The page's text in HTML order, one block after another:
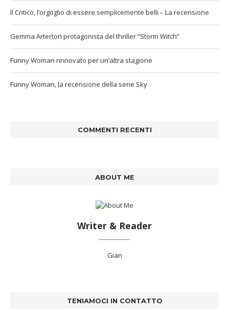
Il Critico, l’orgoglio di essere semplicemente belli – La recensione
Gemma Arterton protagonista del thriller “Storm Witch”
Funny Woman rinnovato per un’altra stagione
Funny Woman, la recensione della serie Sky
COMMENTI RECENTI
ABOUT ME
Writer & Reader
Gian
TENIAMOCI IN CONTATTO